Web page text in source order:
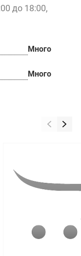
до 18:00,
Много
Много